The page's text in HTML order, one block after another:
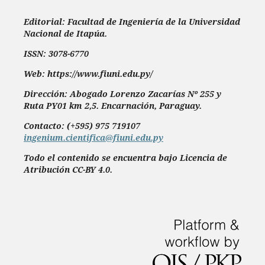
Editorial: Facultad de Ingeniería de la Universidad
Nacional de Itapúa.
ISSN: 3078-6770
Web: https://www.fiuni.edu.py/
Dirección: Abogado Lorenzo Zacarías Nº 255 y
Ruta PY01 km 2,5. Encarnación, Paraguay.
Contacto: (+595) 975 719107
ingenium.cientifica@fiuni.edu.py
Todo el contenido se encuentra bajo Licencia de
Atribución CC-BY 4.0.